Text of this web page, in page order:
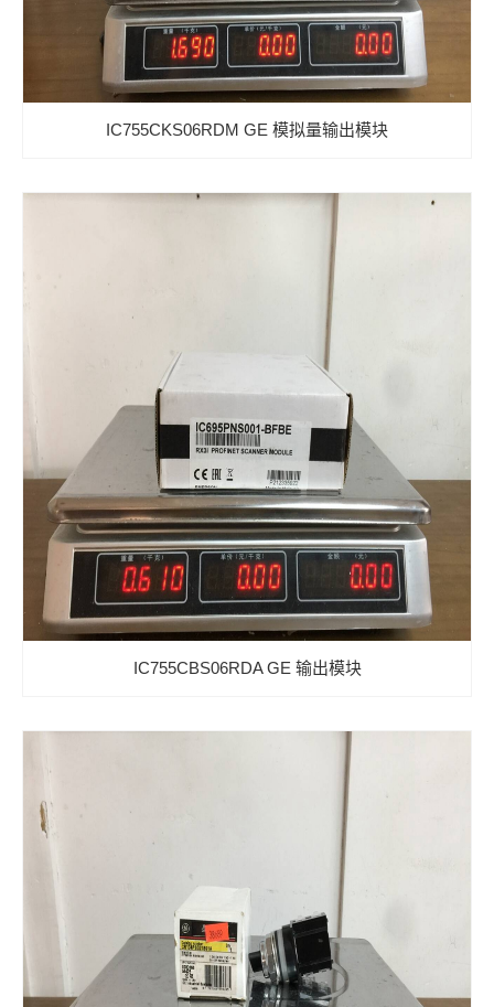
IC755CKS06RDM GE 模拟量输出模块
IC755CBS06RDA GE 输出模块